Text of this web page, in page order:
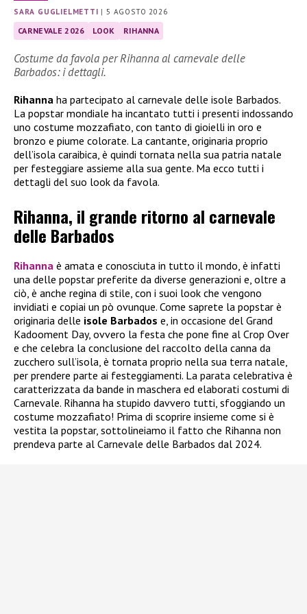
SARA GUGLIELMETTI |5 AGOSTO 2026
CARNEVALE 2026 LOOK RIHANNA
Costume da favola per Rihanna al carnevale delle
Barbados: i dettagli.
Rihanna ha partecipato al carnevale delle isole Barbados.
La popstar mondiale ha incantato tutti i presenti indossando
uno costume mozzafiato, con tanto di gioielli in oro e
bronzo e piume colorate. La cantante, originaria proprio
dell’isola caraibica, è quindi tornata nella sua patria natale
per festeggiare assieme alla sua gente. Ma ecco tutti i
dettagli del suo look da favola.
Rihanna, il grande ritorno al carnevale
delle Barbados
Rihanna è amata e conosciuta in tutto il mondo, è infatti
una delle popstar preferite da diverse generazioni e, oltre a
ciò, è anche regina di stile, con i suoi look che vengono
invidiati e copiai un pò ovunque. Come saprete la popstar è
originaria delle isole Barbados e, in occasione del Grand
Kadooment Day, ovvero la festa che pone fine al Crop Over
e che celebra la conclusione del raccolto della canna da
zucchero sull’isola, è tornata proprio nella sua terra natale,
per prendere parte ai festeggiamenti. La parata celebrativa è
caratterizzata da bande in maschera ed elaborati costumi di
Carnevale. Rihanna ha stupido davvero tutti, sfoggiando un
costume mozzafiato! Prima di scoprire insieme come si è
vestita la popstar, sottolineiamo il fatto che Rihanna non
prendeva parte al Carnevale delle Barbados dal 2024.